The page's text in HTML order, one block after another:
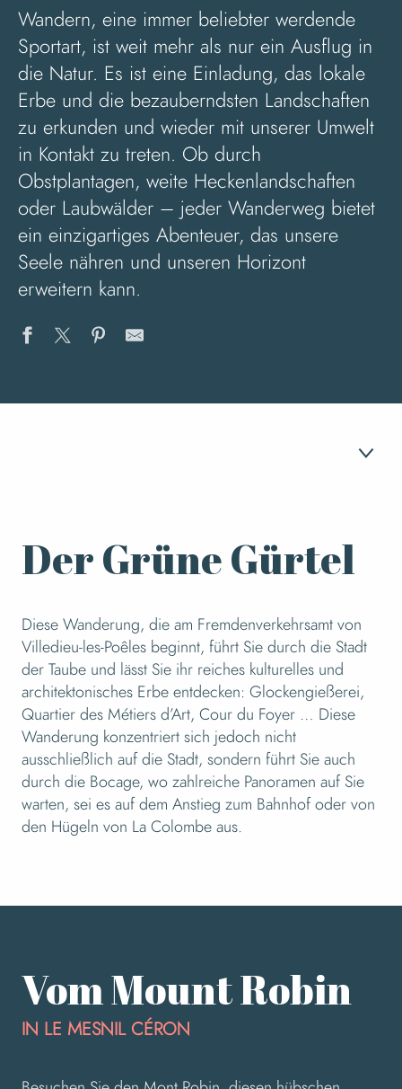
Wandern, eine immer beliebter werdende
Sportart, ist weit mehr als nur ein Ausflug in
die Natur. Es ist eine Einladung, das lokale
Erbe und die bezauberndsten Landschaften
zu erkunden und wieder mit unserer Umwelt
in Kontakt zu treten. Ob durch
Obstplantagen, weite Heckenlandschaften
oder Laubwälder – jeder Wanderweg bietet
ein einzigartiges Abenteuer, das unsere
Seele nähren und unseren Horizont
erweitern kann.
1 Der Grüne Gürtel
2 Vom Mont Robin zum Mesnil Céron
3 Das Tal des Airou
4 Die Rennstrecke von Pont Cey
5 Die Wege Kretas
6
7 Le Chefresne
Der Grüne Gürtel
Diese Wanderung, die am Fremdenverkehrsamt von
Villedieu-les-Poêles beginnt, führt Sie durch die Stadt
der Taube und lässt Sie ihr reiches kulturelles und
architektonisches Erbe entdecken: Glockengießerei,
Quartier des Métiers d’Art, Cour du Foyer … Diese
Wanderung konzentriert sich jedoch nicht
ausschließlich auf die Stadt, sondern führt Sie auch
durch die Bocage, wo zahlreiche Panoramen auf Sie
warten, sei es auf dem Anstieg zum Bahnhof oder von
den Hügeln von La Colombe aus.
Vom Mount Robin
IN LE MESNIL CÉRON